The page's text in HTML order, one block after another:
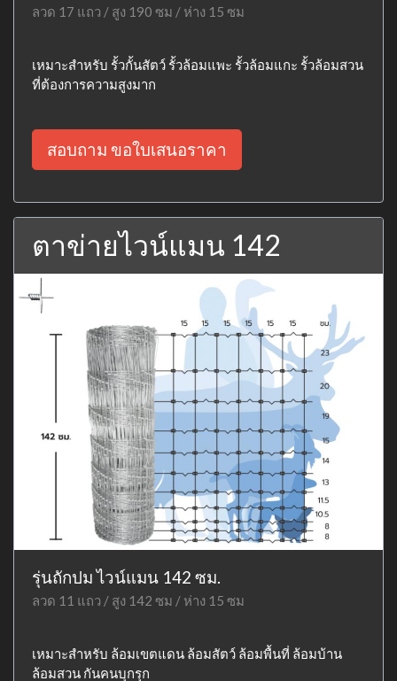
ลวด 17 แถว / สูง 190 ซม / ห่าง 15 ซม
เหมาะสำหรับ รั้วกั้นสัตว์ รั้วล้อมแพะ รั้วล้อมแกะ รั้วล้อมสวน
ที่ต้องการความสูงมาก
สอบถาม ขอใบเสนอราคา
ตาข่ายไวน์แมน 142
รุ่นถักปม ไวน์แมน 142 ซม.
ลวด 11 แถว / สูง 142 ซม / ห่าง 15 ซม
เหมาะสำหรับ ล้อมเขตแดน ล้อมสัตว์ ล้อมพื้นที่ ล้อมบ้าน
ล้อมสวน กันคนบุกรุก